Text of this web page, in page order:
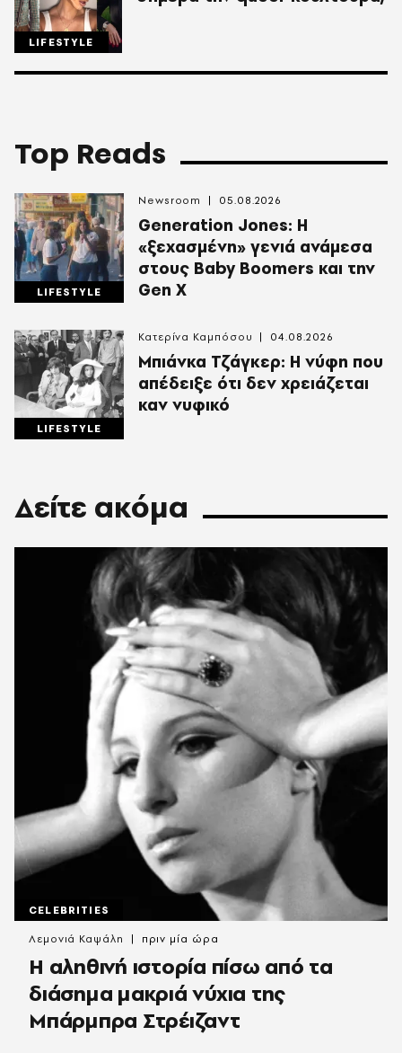
LIFESTYLE
Top Reads
LIFESTYLE
Generation Jones: Η
«ξεχασμένη» γενιά ανάμεσα
στους Baby Boomers και την
Gen X
Newsroom 05.08.2026
LIFESTYLE
Mπιάνκα Τζάγκερ: Η νύφη που
απέδειξε ότι δεν χρειάζεται
καν νυφικό
Κατερίνα Καμπόσου 04.08.2026
Δείτε ακόμα
CELEBRITIES
Η αληθινή ιστορία πίσω από τα
διάσημα μακριά νύχια της
Μπάρμπρα Στρέιζαντ
Λεμονιά Καψάλη πριν μία ώρα